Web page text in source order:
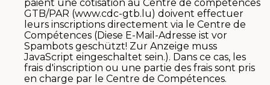
paient une cotisation au Centre de compétences
GTB/PAR (www.cdc-gtb.lu) doivent effectuer
leurs inscriptions directement via le Centre de
Compétences (Diese E-Mail-Adresse ist vor
Spambots geschützt! Zur Anzeige muss
JavaScript eingeschaltet sein.). Dans ce cas, les
frais d'inscription ou une partie des frais sont pris
en charge par le Centre de Compétences.